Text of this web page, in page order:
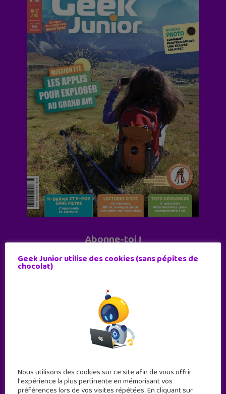
Abonne-toi !
11 numéros par an
Geek Junior utilise des cookies (sans pépites de
chocolat)
Nous utilisons des cookies sur ce site afin de vous offrir
l'expérience la plus pertinente en mémorisant vos
préférences lors de vos visites répétées. En cliquant sur